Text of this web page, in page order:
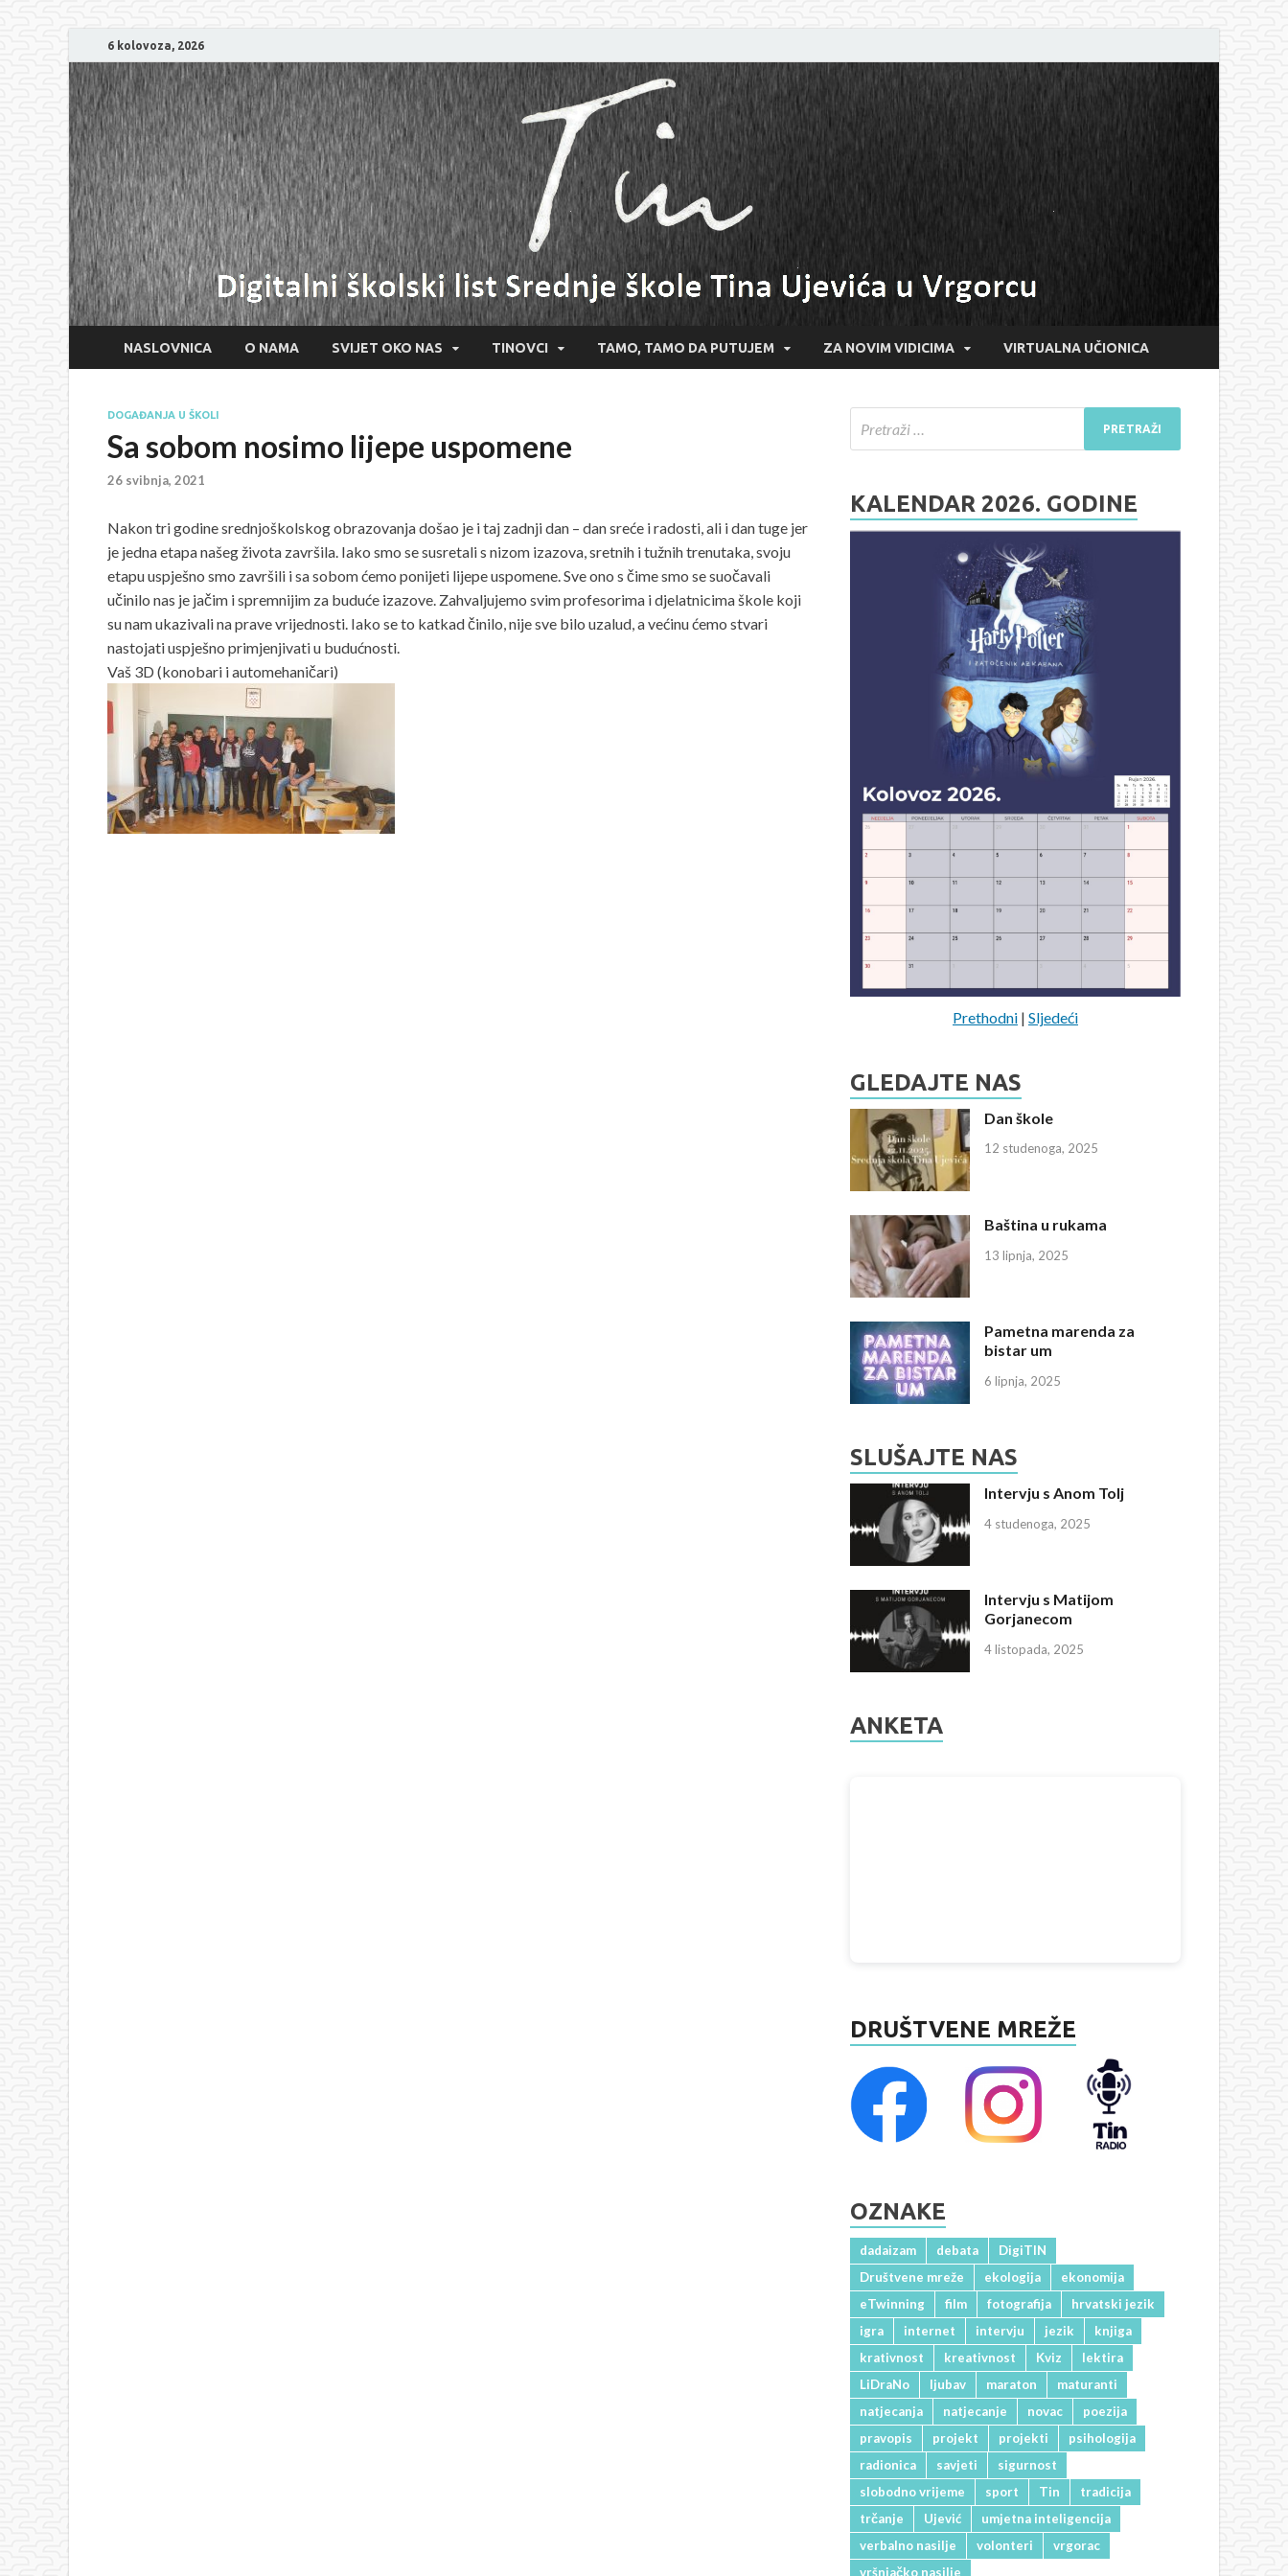
6 kolovoza, 2026
NASLOVNICA O NAMA SVIJET OKO NAS TINOVCI TAMO, TAMO DA PUTUJEM ZA NOVIM VIDICIMA VIRTUALNA UČIONICA
DOGAĐANJA U ŠKOLI
Sa sobom nosimo lijepe uspomene
26 svibnja, 2021
Nakon tri godine srednjoškolskog obrazovanja došao je i taj zadnji dan – dan sreće i radosti, ali i dan tuge jer
je jedna etapa našeg života završila. Iako smo se susretali s nizom izazova, sretnih i tužnih trenutaka, svoju
etapu uspješno smo završili i sa sobom ćemo ponijeti lijepe uspomene. Sve ono s čime smo se suočavali
učinilo nas je jačim i spremnijim za buduće izazove. Zahvaljujemo svim profesorima i djelatnicima škole koji
su nam ukazivali na prave vrijednosti. Iako se to katkad činilo, nije sve bilo uzalud, a većinu ćemo stvari
nastojati uspješno primjenjivati u budućnosti.
Vaš 3D (konobari i automehaničari)
KALENDAR 2026. GODINE
Prethodni |Sljedeći
GLEDAJTE NAS
Dan škole
12 studenoga, 2025
Baština u rukama
13 lipnja, 2025
Pametna marenda za
bistar um
6 lipnja, 2025
SLUŠAJTE NAS
Intervju s Anom Tolj
4 studenoga, 2025
Intervju s Matijom
Gorjanecom
4 listopada, 2025
ANKETA
DRUŠTVENE MREŽE
OZNAKE
dadaizam debata
DigiTIN
Društvene mreže
ekologija
ekonomija
eTwinning
film fotografija
hrvatski jezik
igra
internet intervju jezik
knjiga
krativnost
kreativnost Kviz
lektira
LiDraNo
ljubav maraton
maturanti
natjecanja
natjecanje novac
poezija
pravopis
projekt projekti
psihologija
radionica
savjeti
sigurnost
slobodno vrijeme
sport Tin
tradicija
trčanje
Ujević
umjetna inteligencija
verbalno nasilje
volonteri
vrgorac
vršnjačko nasilje